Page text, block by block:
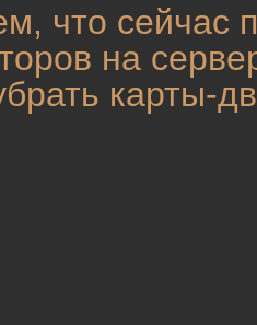
что сейчас
на
карты-